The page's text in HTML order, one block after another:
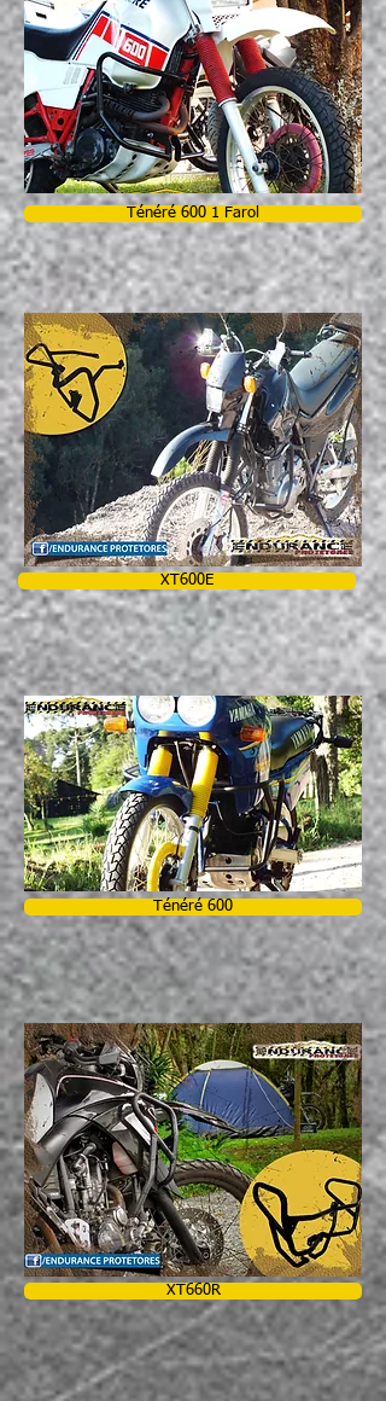
Ténéré 600 1 Farol
XT600E
Ténéré 600
XT660R